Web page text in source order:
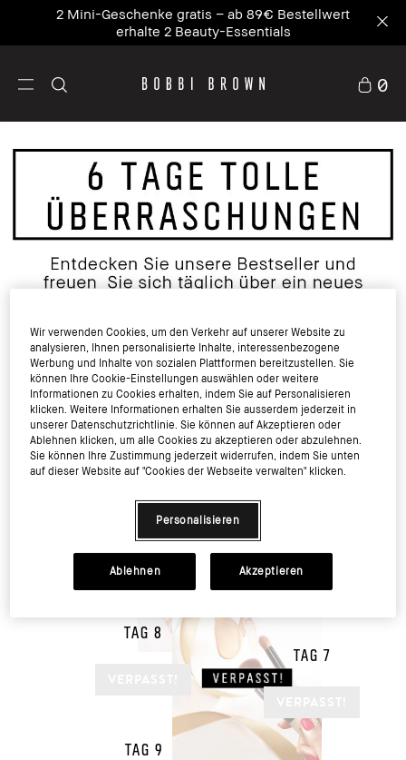
2 Mini-Geschenke gratis – ab 89€ Bestellwert
erhalte 2 Beauty-Essentials
0
TAG 1
TAG 3
TAG 4
TAG 5
TAG 7
TAG 8
TAG 9
VERPASST!
TAG 11
VERPASST!
VERPASST!
Wir verwenden Cookies, um den Verkehr auf unserer Website zu
analysieren, Ihnen personalisierte Inhalte, interessenbezogene
Werbung und Inhalte von sozialen Plattformen bereitzustellen. Sie
können Ihre Cookie-Einstellungen auswählen oder weitere
Informationen zu Cookies erhalten, indem Sie auf Personalisieren
klicken. Weitere Informationen erhalten Sie ausserdem jederzeit in
unserer Datenschutzrichtlinie. Sie können auf Akzeptieren oder
Ablehnen klicken, um alle Cookies zu akzeptieren oder abzulehnen.
Sie können Ihre Zustimmung jederzeit widerrufen, indem Sie unten
auf dieser Website auf "Cookies der Webseite verwalten" klicken.
Personalisieren
Ablehnen Akzeptieren